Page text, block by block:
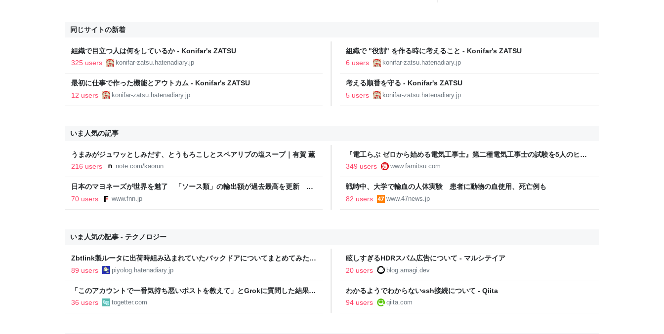
同じサイトの新着
組織で目立つ人は何をしているか - Konifar's ZATSU
325 users
konifar-zatsu.hatenadiary.jp
組織で "役割" を作る時に考えること - Konifar's ZATSU
6 users
konifar-zatsu.hatenadiary.jp
最初に仕事で作った機能とアウトカム - Konifar's ZATSU
12 users
konifar-zatsu.hatenadiary.jp
考える順番を守る - Konifar's ZATSU
5 users
konifar-zatsu.hatenadiary.jp
いま人気の記事
うまみがジュワッとしみだす、とうもろこしとスペアリブの塩スープ｜有賀 薫
216 users
note.com/kaorun
『電工らぶ ゼロから始める電気工事士』第二種電気工事士の試験を5人のヒロ
インと勉強。青春しながら“過去問1000問”や“本番形式CBT模擬試験”で本格的
349 users www.famitsu.com
日本のマヨネーズが世界を魅了 「ソース類」の輸出額が過去最高を更新 人
気の裏には卵黄のコク アメリカでは“日本風”が誕生｜FNNプライムオンライ
70 users www.fnn.jp
戦時中、大学で輸血の人体実験 患者に動物の血使用、死亡例も
82 users
www.47news.jp
いま人気の記事 - テクノロジー
Zbtlink製ルータに出荷時組み込まれていたバックドアについてまとめてみた -
piyolog
89 users piyolog.hatenadiary.jp
眩しすぎるHDRスパム広告について - マルシテイア
20 users
blog.amagi.dev
「このアカウントで一番気持ち悪いポストを教えて」とGrokに質問した結果、
正論で盛大なカウンターを食らった話→「返事がヤバい」「AIの反乱か？」
「お前感情あるだろ」の声も
36 users togetter.com
わかるようでわからないssh接続について - Qiita
94 users
qiita.com